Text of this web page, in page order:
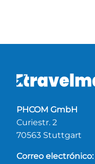
PHCOM GmbH
Curiestr. 2
70563 Stuttgart
Correo electrónico: